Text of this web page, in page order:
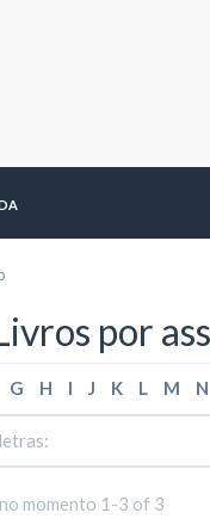
por
G H I J K L M N
momento 1-3 of 3